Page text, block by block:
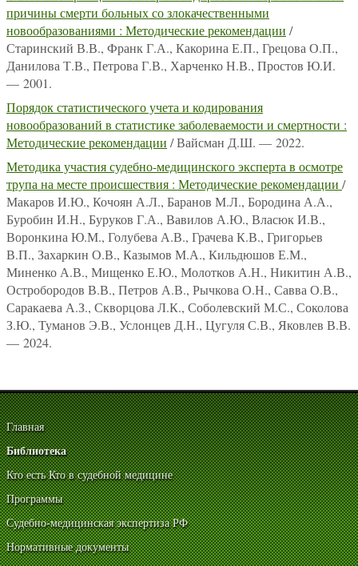
причины смерти больных со злокачественными
новообразованиями : Методические рекомендации /
Старинский В.В., Франк Г.А., Какорина Е.П., Грецова О.П.,
Данилова Т.В., Петрова Г.В., Харченко Н.В., Простов Ю.И.
— 2001.
Порядок статистического учета и кодирования
новообразований в статистике заболеваемости и смертности :
Методические рекомендации / Вайсман Д.Ш. — 2022.
Методика участия судебно-медицинского эксперта в осмотре
трупа на месте происшествия : Методические рекомендации /
Макаров И.Ю., Кочоян А.Л., Баранов М.Л., Бородина А.А.,
Буробин И.Н., Буруков Г.А., Вавилов А.Ю., Власюк И.В.,
Воронкина Ю.М., Голубева А.В., Грачева К.В., Григорьев
В.П., Захаркин О.В., Казымов М.А., Кильдюшов Е.М.,
Миненко А.В., Мищенко Е.Ю., Молотков А.Н., Никитин А.В.,
Остробородов В.В., Петров А.В., Рычкова О.Н., Савва О.В.,
Саракаева А.З., Скворцова Л.К., Соболевский М.С., Соколова
З.Ю., Туманов Э.В., Услонцев Д.Н., Цугуля С.В., Яковлев В.В.
— 2024.
Главная
Библиотека
Кто есть Кто в судебной медицине
Программы
Судебно-медицинская экспертиза РФ
Нормативные документы